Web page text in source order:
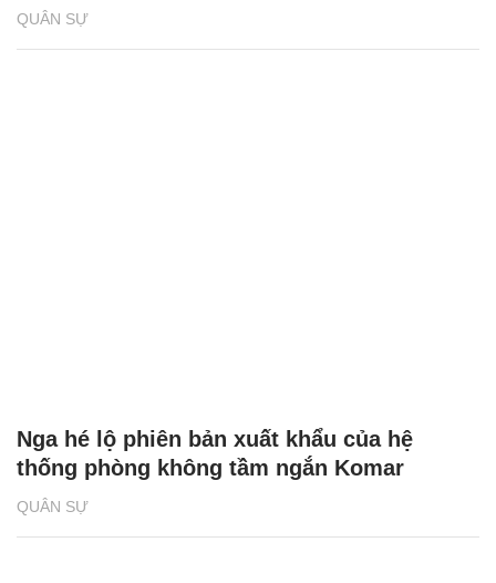
QUÂN SỰ
QUÂN SỰ
Nga hé lộ phiên bản xuất khẩu của hệ
thống phòng không tầm ngắn Komar